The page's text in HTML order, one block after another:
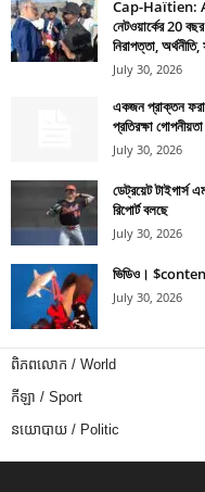
Cap-Haïtien:
নেটওয়ার্কের 20
নিরাপত্তা,
July 30, 2026
একজন প্রাক্তন
প্রতিরক্ষা
July 30, 2026
ডেট্রয়েট টাইগার্স
রিপোর্ট বলছে
July 30, 2026
ভিডিও।
July 30, 2026
ពិភពលោក / World
កីឡា / Sport
នយោបាយ / Politic